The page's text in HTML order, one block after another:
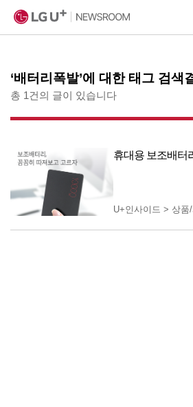
‘배터리폭발’에 대한 태그 검색
총 1건의 글이 있습니다
휴대용 보조배터
U+인사이드 >상품